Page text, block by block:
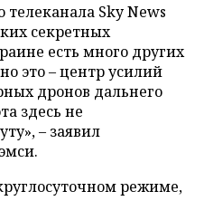
Sky News
секретных
есть много других
это – центр усилий
дронов дальнего
здесь не
– заявил
режиме,